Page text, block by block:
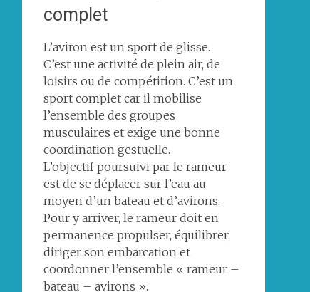
complet
L’aviron est un sport de glisse.
C’est une activité de plein air, de
loisirs ou de compétition. C’est un
sport complet car il mobilise
l’ensemble des groupes
musculaires et exige une bonne
coordination gestuelle.
L’objectif poursuivi par le rameur
est de se déplacer sur l’eau au
moyen d’un bateau et d’avirons.
Pour y arriver, le rameur doit en
permanence propulser, équilibrer,
diriger son embarcation et
coordonner l’ensemble « rameur –
bateau – avirons ».